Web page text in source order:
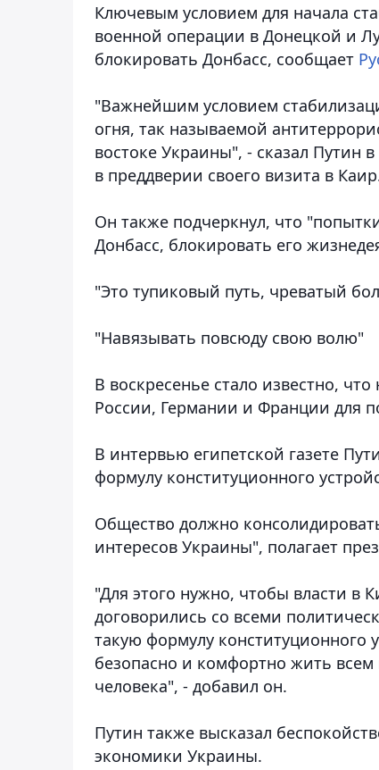
Ключевым условием для начала
военной операции в Донецкой и
блокировать Донбасс, сообщает
"Важнейшим условием
огня, так называемой
востоке Украины", - сказал Путин
в преддверии своего визита в
Он также подчеркнул, что
Донбасс, блокировать его
"Это тупиковый путь, чреватый
"Навязывать повсюду свою волю"
В воскресенье стало известно,
России, Германии и Франции для
В интервью египетской газете
формулу конституционного
Общество должно
интересов Украины", полагает
"Для этого нужно, чтобы власти
договорились со всеми
такую формулу конституционного
безопасно и комфортно жить
человека", - добавил он.
Путин также высказал
экономики Украины.